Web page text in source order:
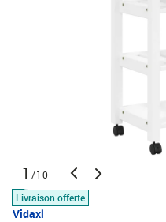
1 /10
Livraison offerte
Vidaxl